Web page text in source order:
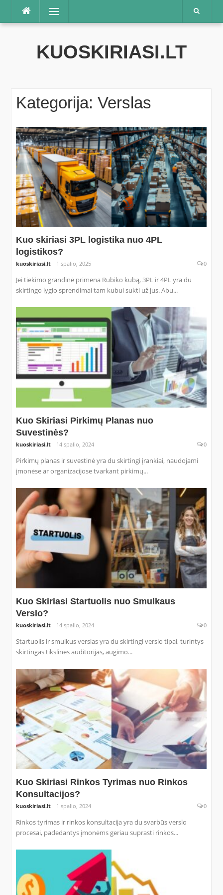
Praleisti
Meniu
KUOSKIRIASI.LT
Kategorija: Verslas
Kuo skiriasi 3PL logistika nuo 4PL
logistikos?
kuoskiriasi.lt 1 spalio, 2025 0
Jei tiekimo grandinė primena Rubiko kubą, 3PL ir 4PL yra du
skirtingo lygio sprendimai tam kubui sukti už jus. Abu...
Kuo Skiriasi Pirkimų Planas nuo
Suvestinės?
kuoskiriasi.lt 14 spalio, 2024 0
Pirkimų planas ir suvestinė yra du skirtingi įrankiai, naudojami
įmonėse ar organizacijose tvarkant pirkimų...
Kuo Skiriasi Startuolis nuo Smulkaus
Verslo?
kuoskiriasi.lt 14 spalio, 2024 0
Startuolis ir smulkus verslas yra du skirtingi verslo tipai, turintys
skirtingas tikslines auditorijas, augimo...
Kuo Skiriasi Rinkos Tyrimas nuo Rinkos
Konsultacijos?
kuoskiriasi.lt 1 spalio, 2024 0
Rinkos tyrimas ir rinkos konsultacija yra du svarbūs verslo
procesai, padedantys įmonėms geriau suprasti rinkos...